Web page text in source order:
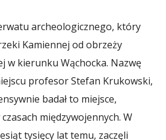
archeologicznego, który
Kamiennej od obrzeży
w kierunku Wąchocka. Nazwę
profesor Stefan Krukowski,
badał to miejsce,
międzywojennych. W
tysięcy lat temu, zaczęli